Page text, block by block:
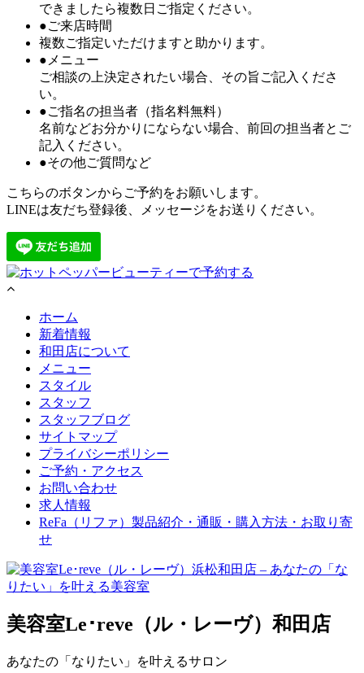
できましたら複数日ご指定ください。
●ご来店時間
複数ご指定いただけますと助かります。
●メニュー
ご相談の上決定されたい場合、その旨ご記入くださ
い。
●ご指名の担当者（指名料無料）
名前などお分かりにならない場合、前回の担当者とご
記入ください。
●その他ご質問など
こちらのボタンからご予約をお願いします。
LINEは友だち登録後、メッセージをお送りください。
ホーム
新着情報
和田店について
メニュー
スタイル
スタッフ
スタッフブログ
サイトマップ
プライバシーポリシー
ご予約・アクセス
お問い合わせ
求人情報
ReFa（リファ）製品紹介・通販・購入方法・お取り寄
せ
美容室Le･reve（ル・レーヴ）和田店
あなたの「なりたい」を叶えるサロン